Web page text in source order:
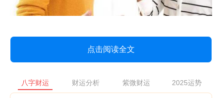
点击阅读全文
八字财运 财运分析 紫微财运 2025运势